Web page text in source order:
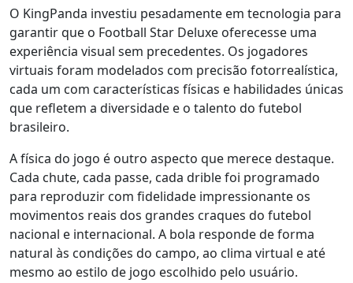
O KingPanda investiu pesadamente em tecnologia para
garantir que o Football Star Deluxe oferecesse uma
experiência visual sem precedentes. Os jogadores
virtuais foram modelados com precisão fotorrealística,
cada um com características físicas e habilidades únicas
que refletem a diversidade e o talento do futebol
brasileiro.
A física do jogo é outro aspecto que merece destaque.
Cada chute, cada passe, cada drible foi programado
para reproduzir com fidelidade impressionante os
movimentos reais dos grandes craques do futebol
nacional e internacional. A bola responde de forma
natural às condições do campo, ao clima virtual e até
mesmo ao estilo de jogo escolhido pelo usuário.